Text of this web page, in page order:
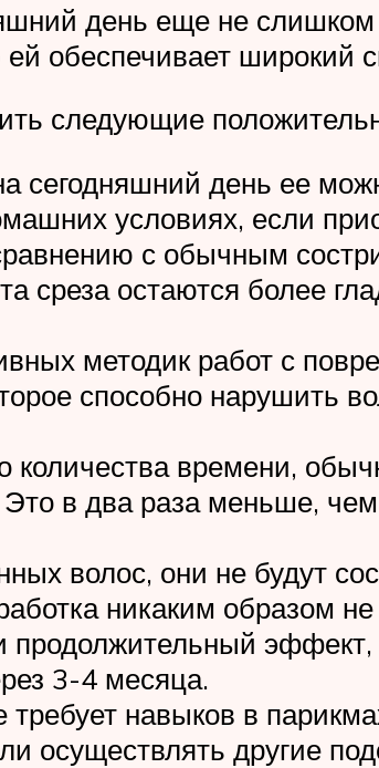
день еще не
обеспечивает широкий
следующие
сегодняшний день ее
условиях, если
с обычным
среза остаются более
методик работ с
способно нарушить
количества времени,
в два раза меньше,
волос, они не будут
никаким образом не
продолжительный
3-4 месяца.
навыков в
осуществлять другие